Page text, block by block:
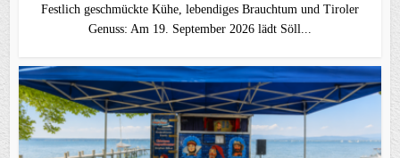
Festlich geschmückte Kühe, lebendiges Brauchtum und Tiroler
Genuss: Am 19. September 2026 lädt Söll...